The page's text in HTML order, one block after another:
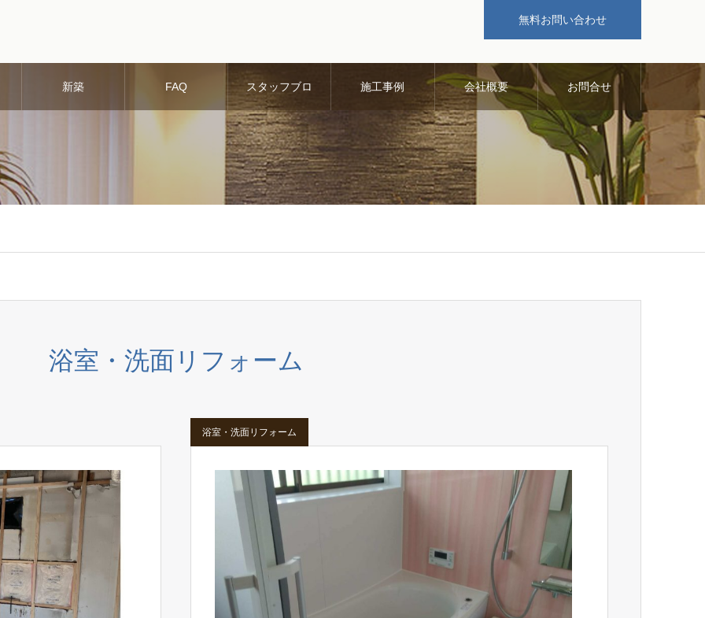
無料お問い合わせ
新築 FAQ スタッフブロ
グ
施工事例 会社概要 お問合せ
浴室・洗面リフォーム
浴室・洗面リフォーム